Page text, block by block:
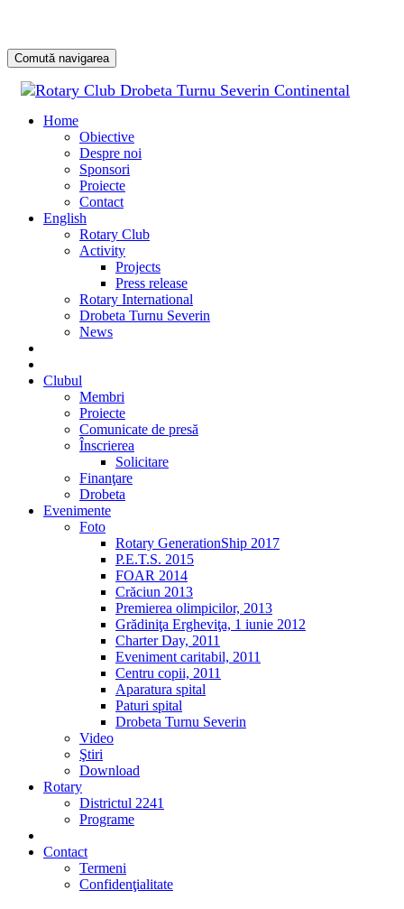
Comută navigarea
Home
Obiective
Despre noi
Sponsori
Proiecte
Contact
English
Rotary Club
Activity
Projects
Press release
Rotary International
Drobeta Turnu Severin
News
Clubul
Membri
Proiecte
Comunicate de presă
Înscrierea
Solicitare
Finanţare
Drobeta
Evenimente
Foto
Rotary GenerationShip 2017
P.E.T.S. 2015
FOAR 2014
Crăciun 2013
Premierea olimpicilor, 2013
Grădiniţa Ergheviţa, 1 iunie 2012
Charter Day, 2011
Eveniment caritabil, 2011
Centru copii, 2011
Aparatura spital
Paturi spital
Drobeta Turnu Severin
Video
Ştiri
Download
Rotary
Districtul 2241
Programe
Contact
Termeni
Confidenţialitate